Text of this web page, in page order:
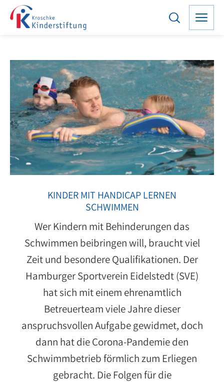
KINDER MIT HANDICAP LERNEN
SCHWIMMEN
Wer Kindern mit Behinderungen das
Schwimmen beibringen will, braucht viel
Zeit und besondere Qualifikationen. Der
Hamburger Sportverein Eidelstedt (SVE)
hat sich mit einem ehrenamtlich
Betreuerteam viele Jahre dieser
anspruchsvollen Aufgabe gewidmet, doch
dann hat die Corona-Pandemie den
Schwimmbetrieb förmlich zum Erliegen
gebracht. Die Folgen für die